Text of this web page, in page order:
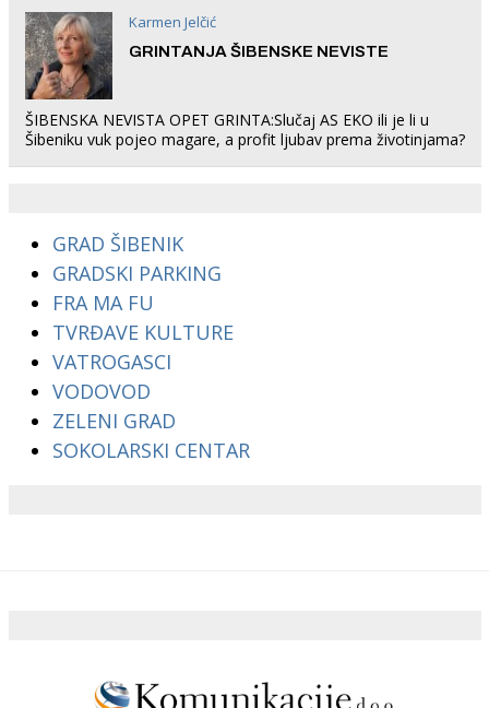
Karmen Jelčić
GRINTANJA ŠIBENSKE NEVISTE
ŠIBENSKA NEVISTA OPET GRINTA:Slučaj AS EKO ili je li u
Šibeniku vuk pojeo magare, a profit ljubav prema životinjama?
GRAD ŠIBENIK
GRADSKI PARKING
FRA MA FU
TVRĐAVE KULTURE
VATROGASCI
VODOVOD
ZELENI GRAD
SOKOLARSKI CENTAR